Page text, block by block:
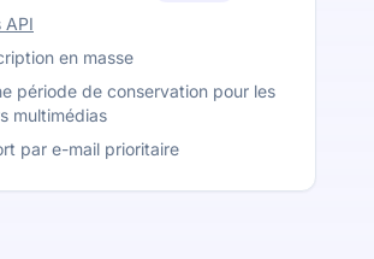
API
en masse
période de conservation pour les
multimédias
par e-mail prioritaire